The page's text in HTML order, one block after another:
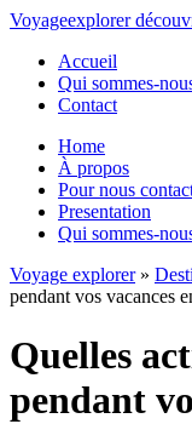
Voyageexplorer
Accueil
Qui sommes-
Contact
Home
À propos
Pour nous
Presentation
Qui sommes-
Voyage explorer»
pendant vos vacances
Quelles
pendant